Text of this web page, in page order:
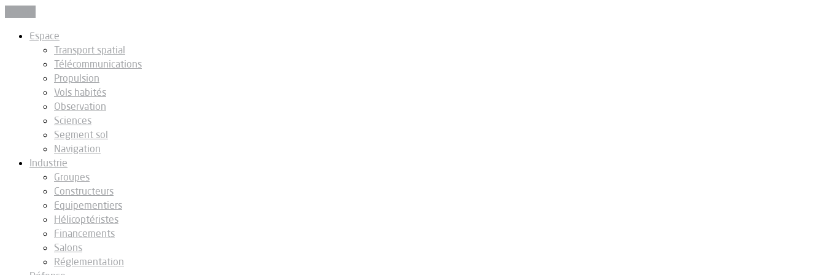
Espace
Transport spatial
Télécommunications
Propulsion
Vols habités
Observation
Sciences
Segment sol
Navigation
Industrie
Groupes
Constructeurs
Equipementiers
Hélicoptéristes
Financements
Salons
Réglementation